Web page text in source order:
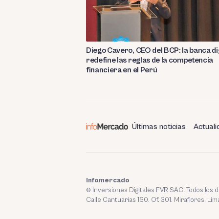
Diego Cavero, CEO del BCP: la banca
redefine las reglas de la competencia
financiera en el Perú
Últimas noticias
Infomercado
© Inversiones Digitales FVR SAC. Todos los
Calle Cantuarias 160. Of. 301. Miraflores,